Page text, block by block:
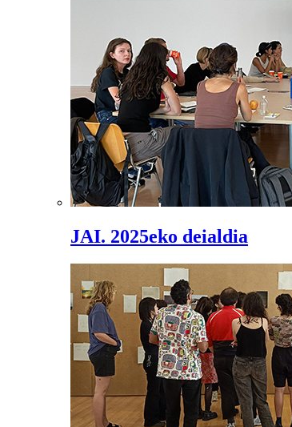
JAI. 2025eko deialdia